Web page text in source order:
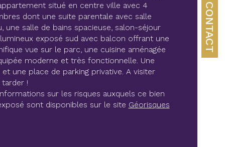
CONTACT
Valeurs
de salle de bains
situé en centre ville avec 4
dont une suite parentale avec salle
une salle de bains spacieuse, salon-séjour
exposé sud avec balcon offrant une
vue sur le parc, une cuisine aménagée
moderne et très fonctionnelle. Une
et une place de parking privative. A visiter
tarder !
sur les risques auxquels ce bien
sont disponibles sur le site Géorisques